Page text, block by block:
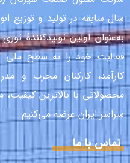
سال سابقه در تولید و توزیع
به‌عنوان اولین تولیدکنندهٔ
فعالیت خود را به سطح
کارآمد، کارکنان مجرب و
محصولاتی با بالاترین
سراسر ایران عرضه می‌کنیم.
تماس با ما